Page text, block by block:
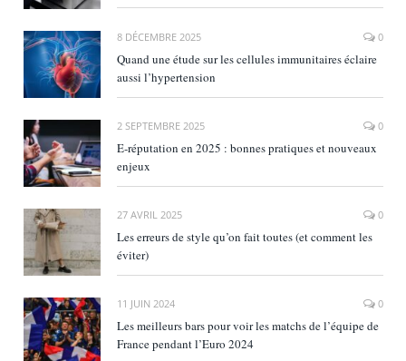
8 DÉCEMBRE 2025 0
Quand une étude sur les cellules immunitaires éclaire
aussi l’hypertension
2 SEPTEMBRE 2025 0
E‑réputation en 2025 : bonnes pratiques et nouveaux
enjeux
27 AVRIL 2025 0
Les erreurs de style qu’on fait toutes (et comment les
éviter)
11 JUIN 2024 0
Les meilleurs bars pour voir les matchs de l’équipe de
France pendant l’Euro 2024